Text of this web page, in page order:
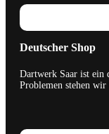
Deutscher Shop
Dartwerk Saar ist ein
Problemen stehen